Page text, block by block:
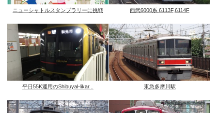
ニューシャトルスタンプラリーに挑戦 西武6000系 6113F,6114F
平日55K運用のShibuyaHikar... 東急多摩川駅